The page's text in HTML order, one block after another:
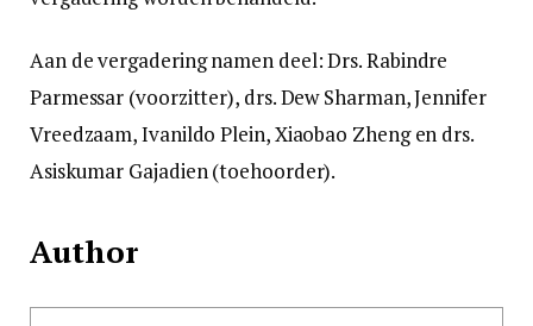
Aan de vergadering namen deel: Drs. Rabindre
Parmessar (voorzitter), drs. Dew Sharman, Jennifer
Vreedzaam, Ivanildo Plein, Xiaobao Zheng en drs.
Asiskumar Gajadien (toehoorder).
Author